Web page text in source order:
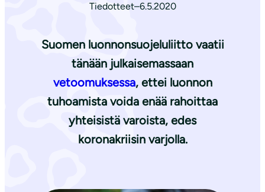
Tiedotteet–6.5.2020
Suomen luonnonsuojeluliitto vaatii
tänään julkaisemassaan
vetoomuksessa, ettei luonnon
tuhoamista voida enää rahoittaa
yhteisistä varoista, edes
koronakriisin varjolla.